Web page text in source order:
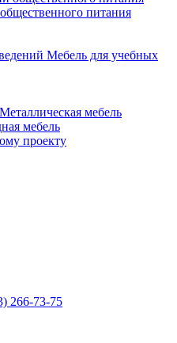
питания
Мебель для учебных
Металлическая мебель
мебель
проекту
266-73-75